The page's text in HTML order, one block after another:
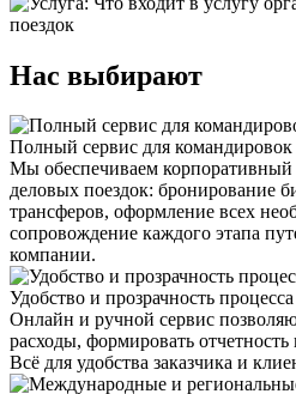
Нас выбирают
Полный сервис для командировок
Мы обеспечиваем корпоративный
деловых поездок: бронирование
трансферов, оформление всех
сопровождение каждого этапа
компании.
Удобство и прозрачность процесса
Онлайн и ручной сервис
расходы, формировать
Всё для удобства заказчика и